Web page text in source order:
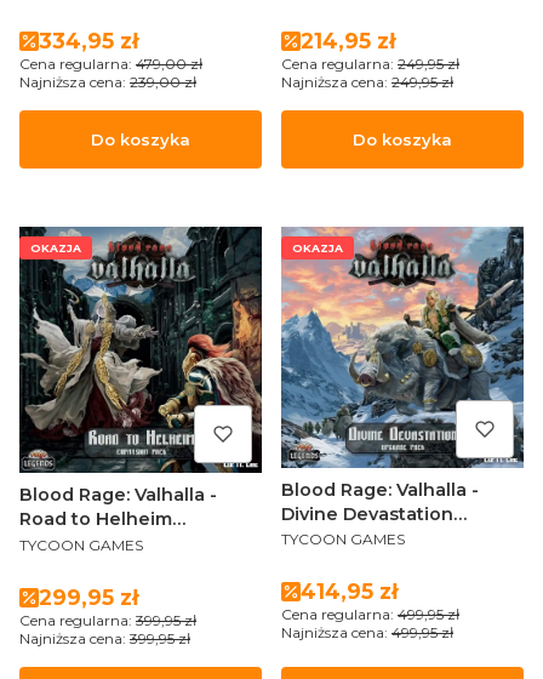
Cena promocyjna
334,95 zł
Cena regularna: 479,00 zł
Najniższa cena: 239,00 zł
Do koszyka
Cena promocyjna
214,95 zł
Cena regularna: 249,95 zł
Najniższa cena: 249,95 zł
Do koszyka
OKAZJA
Blood Rage: Valhalla -
Road to Helheim
Expansion Pack ENG
PRODUCENT
TYCOON GAMES
Cena promocyjna
299,95 zł
Cena regularna: 399,95 zł
Najniższa cena: 399,95 zł
OKAZJA
Blood Rage: Valhalla -
Divine Devastation
Upgrade Kit ENG
PRODUCENT
TYCOON GAMES
Cena promocyjna
414,95 zł
Cena regularna: 499,95 zł
Najniższa cena: 499,95 zł